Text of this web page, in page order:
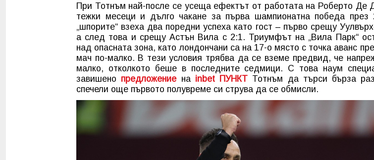
При Тотнъм най-после се усеща ефектът от работата на Роберто Де
тежки месеци и дълго чакане за първа шампионатна победа през
„шпорите“ взеха два поредни успеха като гост – първо срещу
а след това и срещу Астън Вила с 2:1. Триумфът на „Вила Парк“
над опасната зона, като лондончани са на 17-о място с точка аванс
мач по-малко. В тези условия трябва да се вземе предвид, че
малко, отколкото беше в последните седмици. С това наум
завишено предложениена inbet ПУНКТ Тотнъм да търси бърза
спечели още първото полувреме си струва да се обмисли.